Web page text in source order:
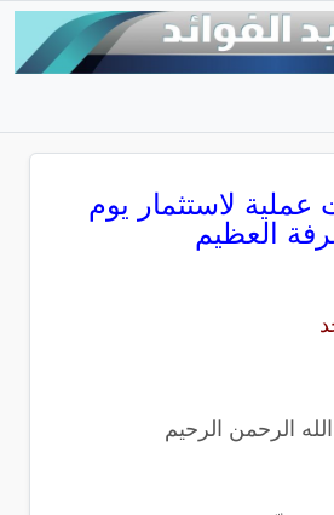
عملية لاستثمار يوم
العظيم
الرحمن الرحيم